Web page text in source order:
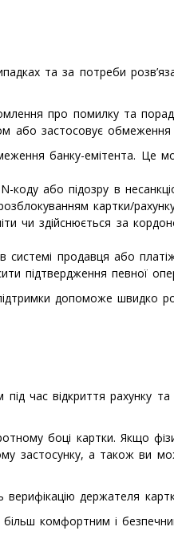
та за потреби
про помилку та
або застосовує обмеження
банку-емітента. Це
коду або підозру в
картки/
чи здійснюється за
системі продавця або
підтвердження певної
допоможе швидко
час відкриття рахунку
боці картки. Якщо
застосунку, а також ви
держателя
більш комфортним і